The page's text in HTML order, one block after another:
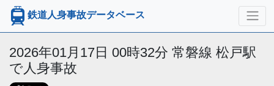
鉄道人身事故データベース
2026年01月17日 00時32分 常磐線 松戸駅
で人身事故